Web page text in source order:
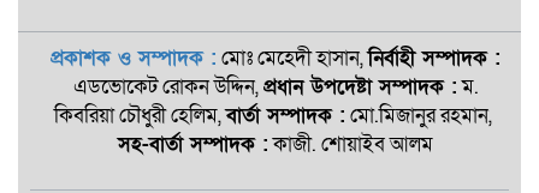
প্রকাশক ও সম্পাদক : মোঃ মেহেদী হাসান,নির্বাহী সম্পাদক :
এডভোকেট রোকন ‍উদ্দিন,প্রধান উপদেষ্টা সম্পাদক :ম.
কিবরিয়া চৌধুরী হেলিম,বার্তা সম্পাদক : মো.মিজানুর রহমান,
সহ-বার্তা সম্পাদক :কাজী. শোয়াইব আলম